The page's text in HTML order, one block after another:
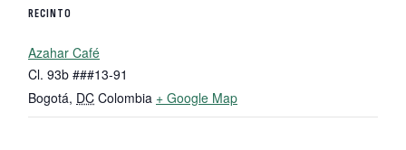
RECINTO
Azahar Café
Cl. 93b ###13-91
Bogotá, DC Colombia + Google Map